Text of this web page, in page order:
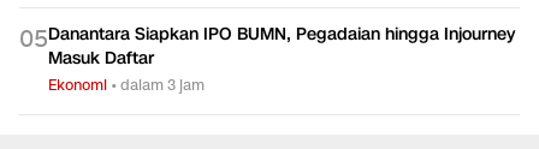
05Danantara Siapkan IPO BUMN, Pegadaian hingga Injourney
Masuk Daftar
Ekonomi •dalam 3 jam